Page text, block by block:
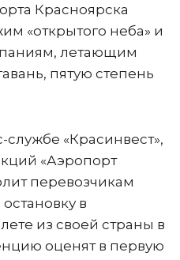
Красноярска
«открытого неба» и
летающим
пятую степень
службе «Красинвест»,
«Аэропорт
перевозчикам
в
из своей страны в
оценят в первую